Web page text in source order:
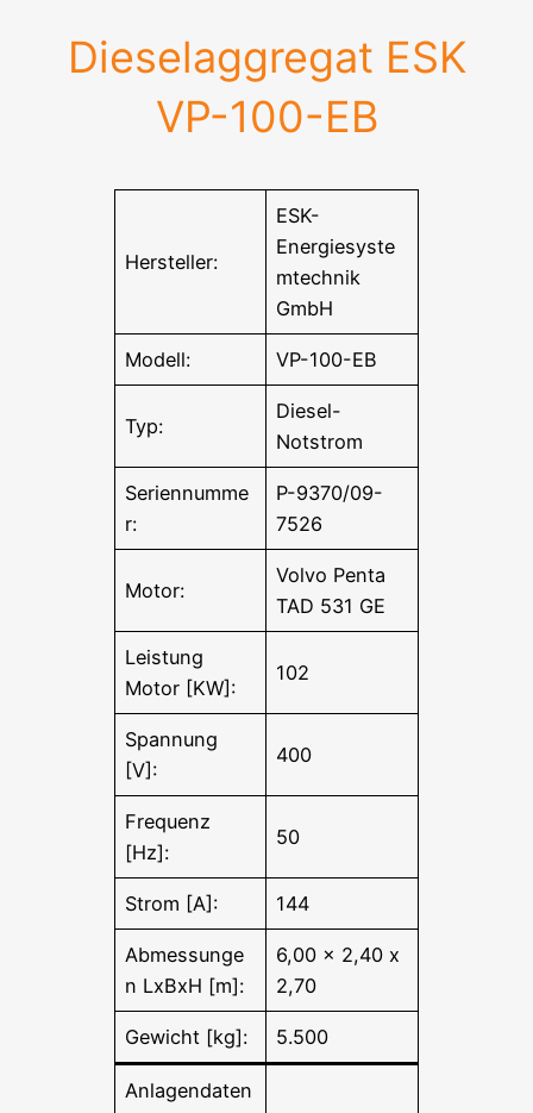
Dieselaggregat ESK
VP-100-EB
Hersteller:
ESK-
Energiesyste
mtechnik
GmbH
Modell: VP-100-EB
Typ:
Diesel-
Notstrom
Seriennumme
r:
P-9370/09-
7526
Motor:
Volvo Penta
TAD 531 GE
Leistung
Motor [KW]:
102
Spannung
[V]:
400
Frequenz
[Hz]:
50
Strom [A]: 144
Abmessunge
n LxBxH [m]:
6,00 x 2,40 x
2,70
Gewicht [kg]: 5.500
Anlagendaten